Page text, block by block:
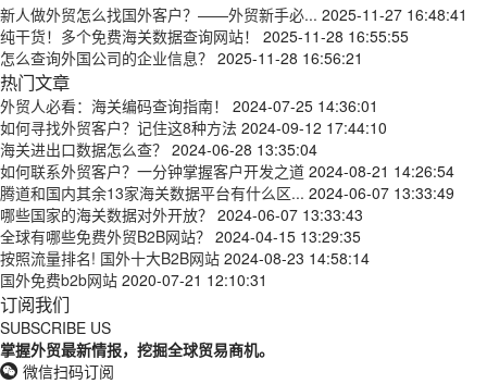
新人做外贸怎么找国外客户？——外贸新手必... 2025-11-27 16:48:41
纯干货！多个免费海关数据查询网站！
2025-11-28 16:55:55
怎么查询外国公司的企业信息？ 2025-11-28 16:56:21
热门文章
外贸人必看：海关编码查询指南！
2024-07-25 14:36:01
如何寻找外贸客户？记住这8种方法 2024-09-12 17:44:10
海关进出口数据怎么查？ 2024-06-28 13:35:04
如何联系外贸客户？一分钟掌握客户开发之道 2024-08-21 14:26:54
腾道和国内其余13家海关数据平台有什么区... 2024-06-07 13:33:49
哪些国家的海关数据对外开放？ 2024-06-07 13:33:43
全球有哪些免费外贸B2B网站？ 2024-04-15 13:29:35
按照流量排名! 国外十大B2B网站 2024-08-23 14:58:14
国外免费b2b网站 2020-07-21 12:10:31
订阅我们
SUBSCRIBE US
掌握外贸最新情报，挖掘全球贸易商机。
微信扫码订阅